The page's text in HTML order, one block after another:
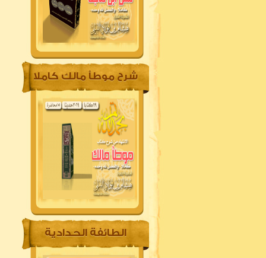
شرح موطأ مالك كاملا
الطائفة الحدادية